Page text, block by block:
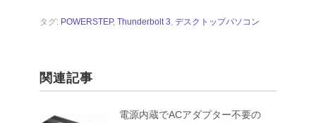
タグ: POWERSTEP, Thunderbolt 3, デスクトップパソコン
関連記事
電源内蔵でACアダプター不要の